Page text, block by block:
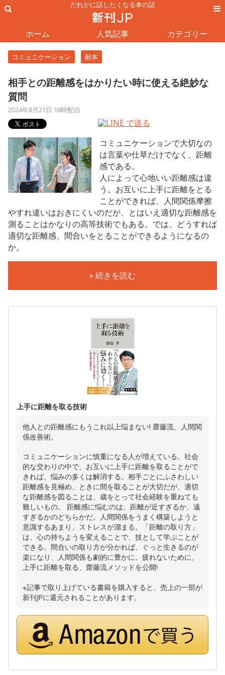
だれかに話したくなる本の話
ホーム 人気記事 カテゴリー
コミュニケーション 献本
相手との距離感をはかりたい時に使える絶妙な
質問
2024年8月21日 18時配信
コミュニケーションで大切なの
は言葉や仕草だけでなく、距離
感である。
人によって心地いい距離感は違
う。お互いに上手に距離をとる
ことができれば、人間関係摩擦
やすれ違いはおきにくいのだが、とはいえ適切な距離感を
測ることはかなりの高等技術でもある。では、どうすれば
適切な距離感、間合いをとることができるようになるの
か。
» 続きを読む
上手に距離を取る技術
他人との距離感にもうこれ以上悩まない! 齋藤流、人間関
係改善術。
コミュニケーションに慎重になる人が増えている。社会
的な交わりの中で、お互いに上手に距離を取ることがで
きれば、悩みの多くは解消する。相手ごとにふさわしい
距離感を見極め、ときに間を取ることが大切だが、適切
な距離感を図ることは、歳をとって社会経験を重ねても
難しいもの。 距離感に悩むのは、距離が近すぎるか、遠
すぎるかのどちらかだ。人間関係をうまく構築しようと
意識するあまり、ストレスが溜まる。「距離の取り方」
は、心の持ちようを変えることで、技として学ぶことが
できる。間合いの取り方が分かれば、ぐっと生きるのが
楽になり、人間関係も劇的に豊かに。疲れないために、
上手に距離を取る、齋藤流メソッドを公開!
※記事で取り上げている書籍を購入すると、売上の一部が
新刊JPに還元されることがあります。